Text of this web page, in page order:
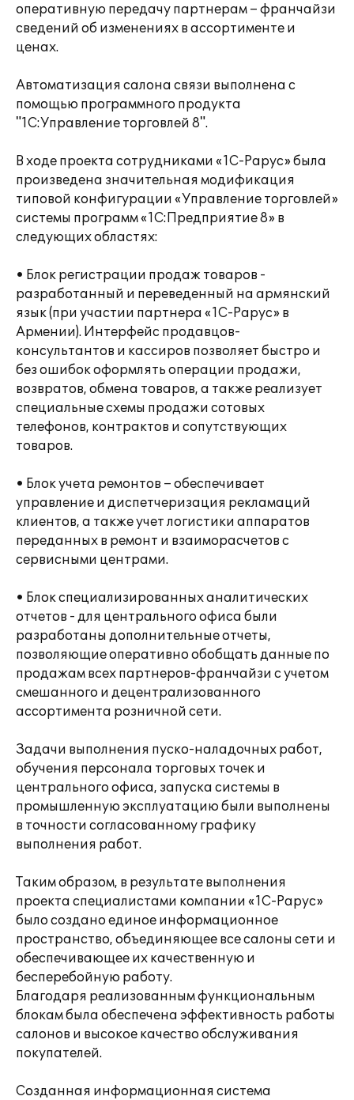
оперативную передачу партнерам – франчайзи
сведений об изменениях в ассортименте и
ценах.
Автоматизация салона связи выполнена с
помощью программного продукта
"1С:Управление торговлей 8".
В ходе проекта сотрудниками «1С-Рарус» была
произведена значительная модификация
типовой конфигурации «Управление торговлей»
системы программ «1С:Предприятие 8» в
следующих областях:
• Блок регистрации продаж товаров -
разработанный и переведенный на армянский
язык (при участии партнера «1С-Рарус» в
Армении). Интерфейс продавцов-
консультантов и кассиров позволяет быстро и
без ошибок оформлять операции продажи,
возвратов, обмена товаров, а также реализует
специальные схемы продажи сотовых
телефонов, контрактов и сопутствующих
товаров.
• Блок учета ремонтов – обеспечивает
управление и диспетчеризация рекламаций
клиентов, а также учет логистики аппаратов
переданных в ремонт и взаиморасчетов с
сервисными центрами.
• Блок специализированных аналитических
отчетов - для центрального офиса были
разработаны дополнительные отчеты,
позволяющие оперативно обобщать данные по
продажам всех партнеров-франчайзи с учетом
смешанного и децентрализованного
ассортимента розничной сети.
Задачи выполнения пуско-наладочных работ,
обучения персонала торговых точек и
центрального офиса, запуска системы в
промышленную эксплуатацию были выполнены
в точности согласованному графику
выполнения работ.
Таким образом, в результате выполнения
проекта специалистами компании «1С-Рарус»
было создано единое информационное
пространство, объединяющее все салоны сети и
обеспечивающее их качественную и
бесперебойную работу.
Благодаря реализованным функциональным
блокам была обеспечена эффективность работы
салонов и высокое качество обслуживания
покупателей.
Созданная информационная система